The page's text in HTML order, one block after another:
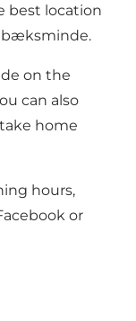
best location
on the
can also
home
hours,
or